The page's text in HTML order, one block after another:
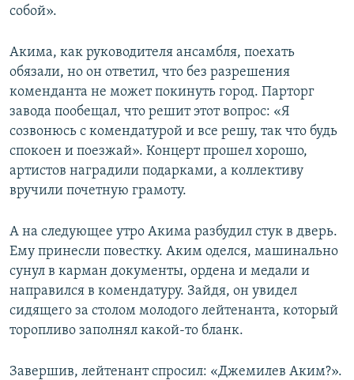
собой».
Акима, как руководителя ансамбля, поехать
обязали, но он ответил, что без разрешения
коменданта не может покинуть город. Парторг
завода пообещал, что решит этот вопрос: «Я
созвонюсь с комендатурой и все решу, так что будь
спокоен и поезжай». Концерт прошел хорошо,
артистов наградили подарками, а коллективу
вручили почетную грамоту.
А на следующее утро Акима разбудил стук в дверь.
Ему принесли повестку. Аким оделся, машинально
сунул в карман документы, ордена и медали и
направился в комендатуру. Зайдя, он увидел
сидящего за столом молодого лейтенанта, который
торопливо заполнял какой-то бланк.
Завершив, лейтенант спросил: «Джемилев Аким?».